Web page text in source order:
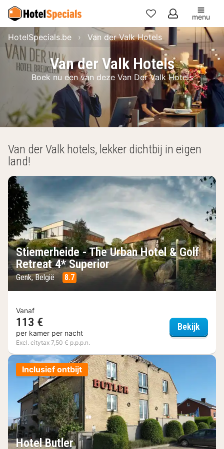
Mijn
favorieten
menu
Van der Valk Hotels
Boek nu een van deze Van Der Valk Hotels
HotelSpecials.be Van der Valk Hotels
Van der Valk hotels, lekker dichtbij in eigen
land!
Stiemerheide - The Urban Hotel & Golf
Retreat 4* Superior
Genk, België 8.7
Vanaf
113 €
per kamer per nacht
Excl. citytax 7,50 € p.p.p.n.
Bekijk
Inclusief ontbijt
Hotel Butler